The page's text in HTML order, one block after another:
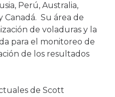
Perú, Australia,
Canadá. Su área de
de voladuras y la
para el monitoreo de
de los resultados
de Scott